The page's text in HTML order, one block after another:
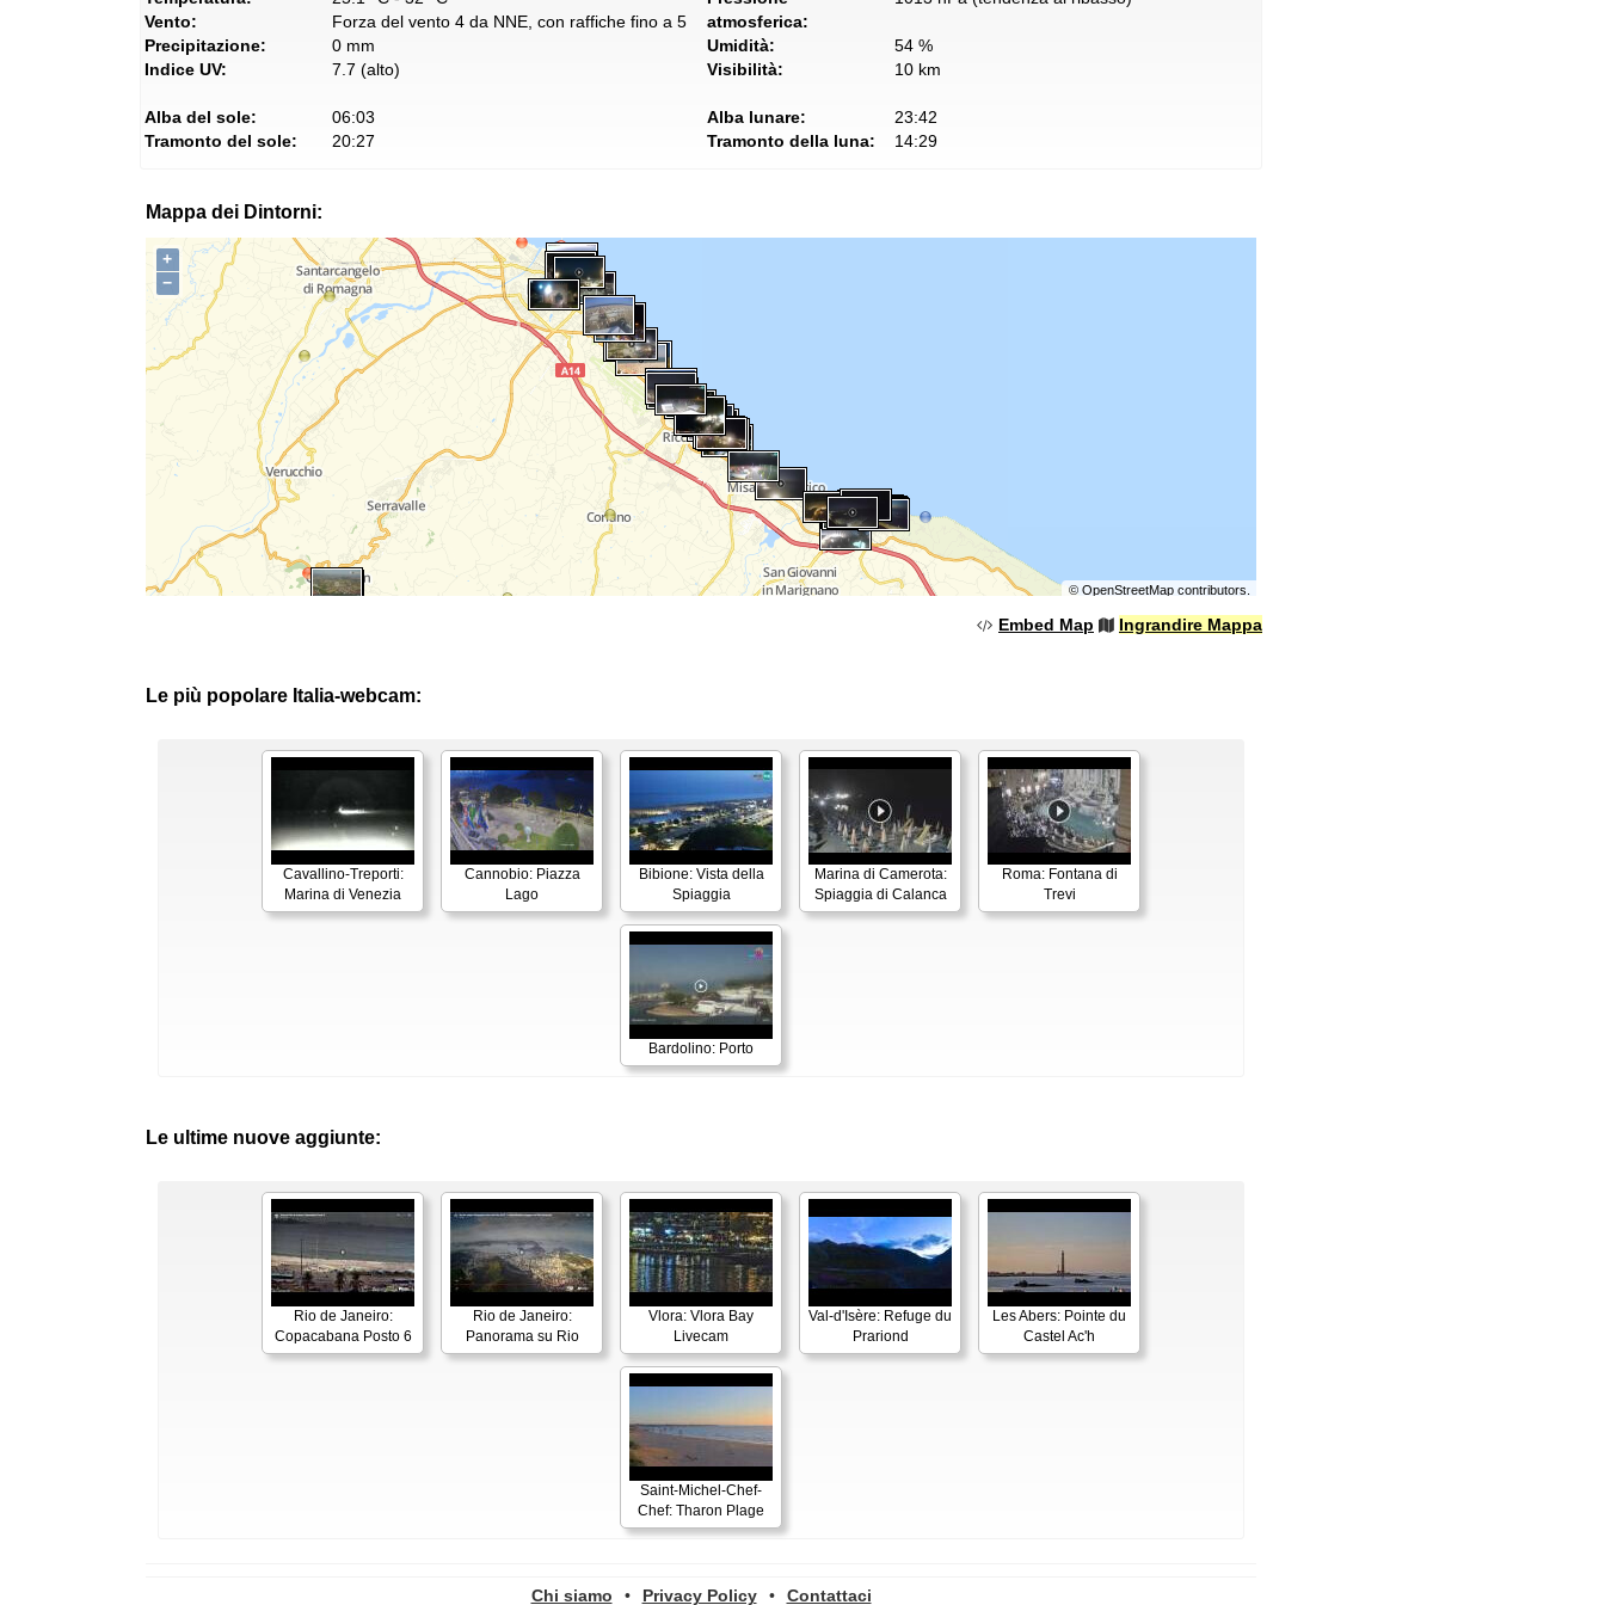
Vento:
Forza del vento 4 da NNE, con raffiche fino a 5
Precipitazione:
0 mm
Indice UV:
7.7 (alto)
atmosferica:
Umidità:
54 %
Visibilità:
10 km
Alba del sole:
06:03
Tramonto del sole:
20:27
Alba lunare:
23:42
Tramonto della luna:
14:29
Mappa dei Dintorni:
+
−
© OpenStreetMapcontributors.
Embed Map Ingrandire Mappa
Le più popolare Italia-webcam:
Cavallino-Treporti:
Marina di Venezia
Cannobio: Piazza
Lago
Bibione: Vista della
Spiaggia
Marina di Camerota:
Spiaggia di Calanca
Roma: Fontana di
Trevi
Bardolino: Porto
Le ultime nuove aggiunte:
Rio de Janeiro:
Copacabana Posto 6
Rio de Janeiro:
Panorama su Rio
Vlora: Vlora Bay
Livecam
Val-d'Isère: Refuge du
Prariond
Les Abers: Pointe du
Castel Ac'h
Saint-Michel-Chef-
Chef: Tharon Plage
Chi siamo • Privacy Policy • Contattaci